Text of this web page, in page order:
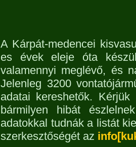
A Kárpát-medencei
es évek eleje óta
valamennyi meglévő, és
Jelenleg 3200
adatai kereshetők.
bármilyen hibát
adatokkal tudnák a listát
szerkesztőségét az